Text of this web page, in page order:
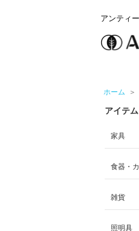
アンティ
ホーム ＞
アイテ
家具
食器・
雑貨
照明具